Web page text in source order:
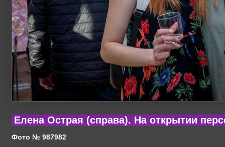
Елена Острая (справа). На открытии
Фото № 987982